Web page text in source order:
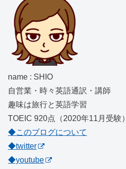
name : SHIO
自営業・時々英語通訳・講師
趣味は旅行と英語学習
TOEIC 920点（2020年11月受験）
◆このブログについて
◆twitter
◆youtube